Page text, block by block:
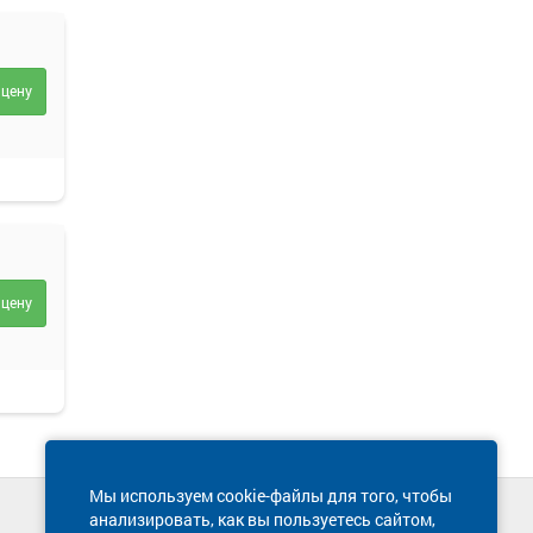
Мы используем cookie-файлы для того, чтобы
анализировать, как вы пользуетесь сайтом,
Техническая поддержка сайта